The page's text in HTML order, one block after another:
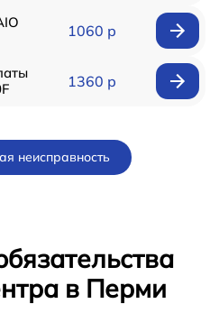
1060 р
1360 р
неисправность
в Перми